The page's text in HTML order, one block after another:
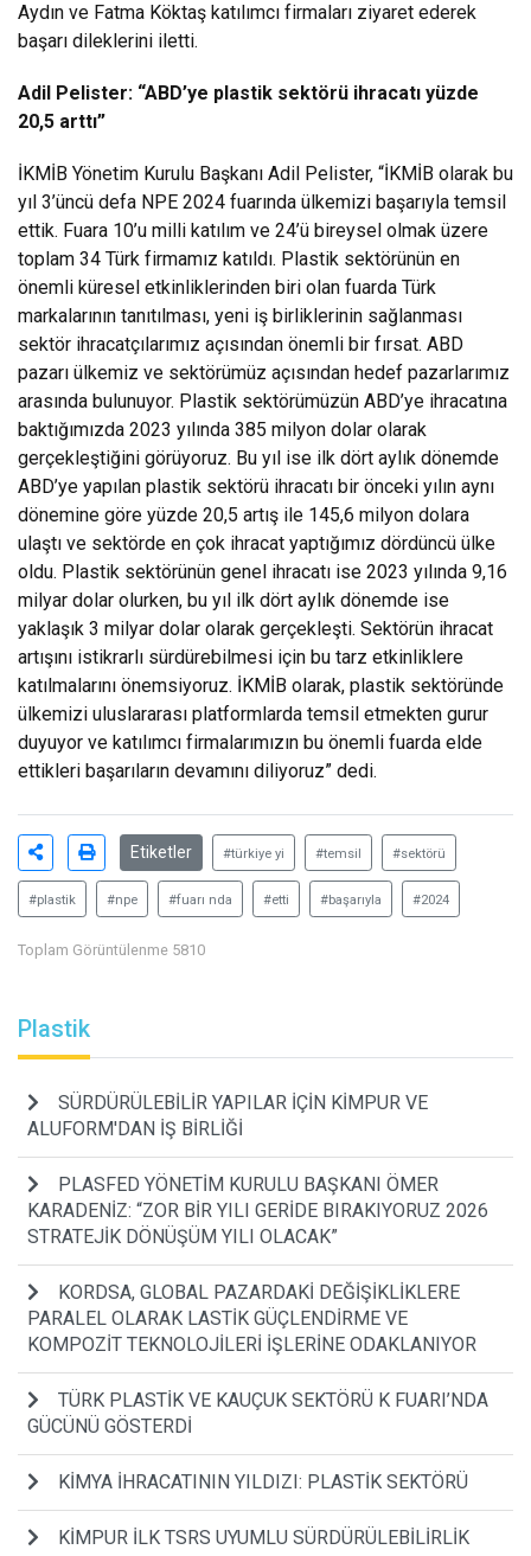
Aydın ve Fatma Köktaş katılımcı firmaları ziyaret ederek
başarı dileklerini iletti.
Adil Pelister: “ABD’ye plastik sektörü ihracatı yüzde
20,5 arttı”
İKMİB Yönetim Kurulu Başkanı Adil Pelister, “İKMİB olarak bu
yıl 3’üncü defa NPE 2024 fuarında ülkemizi başarıyla temsil
ettik. Fuara 10’u milli katılım ve 24’ü bireysel olmak üzere
toplam 34 Türk firmamız katıldı. Plastik sektörünün en
önemli küresel etkinliklerinden biri olan fuarda Türk
markalarının tanıtılması, yeni iş birliklerinin sağlanması
sektör ihracatçılarımız açısından önemli bir fırsat. ABD
pazarı ülkemiz ve sektörümüz açısından hedef pazarlarımız
arasında bulunuyor. Plastik sektörümüzün ABD’ye ihracatına
baktığımızda 2023 yılında 385 milyon dolar olarak
gerçekleştiğini görüyoruz. Bu yıl ise ilk dört aylık dönemde
ABD’ye yapılan plastik sektörü ihracatı bir önceki yılın aynı
dönemine göre yüzde 20,5 artış ile 145,6 milyon dolara
ulaştı ve sektörde en çok ihracat yaptığımız dördüncü ülke
oldu. Plastik sektörünün genel ihracatı ise 2023 yılında 9,16
milyar dolar olurken, bu yıl ilk dört aylık dönemde ise
yaklaşık 3 milyar dolar olarak gerçekleşti. Sektörün ihracat
artışını istikrarlı sürdürebilmesi için bu tarz etkinliklere
katılmalarını önemsiyoruz. İKMİB olarak, plastik sektöründe
ülkemizi uluslararası platformlarda temsil etmekten gurur
duyuyor ve katılımcı firmalarımızın bu önemli fuarda elde
ettikleri başarıların devamını diliyoruz” dedi.
Etiketler #türkiye yi #temsil #sektörü
#plastik #npe #fuarı nda #etti #başarıyla #2024
Toplam Görüntülenme 5810
Plastik
SÜRDÜRÜLEBİLİR YAPILAR İÇİN KİMPUR VE
ALUFORM'DAN İŞ BİRLİĞİ
PLASFED YÖNETİM KURULU BAŞKANI ÖMER
KARADENİZ: “ZOR BİR YILI GERİDE BIRAKIYORUZ 2026
STRATEJİK DÖNÜŞÜM YILI OLACAK”
KORDSA, GLOBAL PAZARDAKİ DEĞİŞİKLİKLERE
PARALEL OLARAK LASTİK GÜÇLENDİRME VE
KOMPOZİT TEKNOLOJİLERİ İŞLERİNE ODAKLANIYOR
TÜRK PLASTİK VE KAUÇUK SEKTÖRÜ K FUARI’NDA
GÜCÜNÜ GÖSTERDİ
KİMYA İHRACATININ YILDIZI: PLASTİK SEKTÖRÜ
KİMPUR İLK TSRS UYUMLU SÜRDÜRÜLEBİLİRLİK